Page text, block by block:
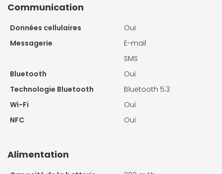
Communication
Données cellulaires
Oui
Messagerie
E-mail
SMS
Bluetooth
Oui
Technologie Bluetooth
Bluetooth 5.3
Wi-Fi
Oui
NFC
Oui
Alimentation